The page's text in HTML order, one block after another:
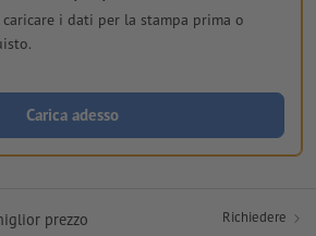
i dati per la stampa prima o
Carica adesso
prezzo Richiedere